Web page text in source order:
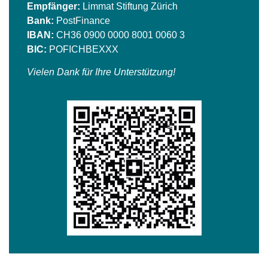
Empfänger: Limmat Stiftung Zürich
Bank: PostFinance
IBAN: CH36 0900 0000 8001 0060 3
BIC: POFICHBEXXX
Vielen Dank für Ihre Unterstützung!